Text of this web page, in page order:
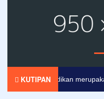
KUTIPAN
Pendidikan merupakan